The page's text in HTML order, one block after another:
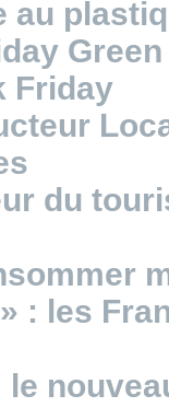
au
Friday
du
: les
le